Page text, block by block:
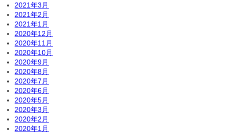
2021年3月
2021年2月
2021年1月
2020年12月
2020年11月
2020年10月
2020年9月
2020年8月
2020年7月
2020年6月
2020年5月
2020年3月
2020年2月
2020年1月